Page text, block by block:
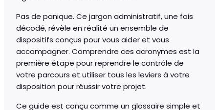
Pas de panique. Ce jargon administratif, une fois
décodé, révèle en réalité un ensemble de
dispositifs conçus pour vous aider et vous
accompagner. Comprendre ces acronymes est la
première étape pour reprendre le contrôle de
votre parcours et utiliser tous les leviers à votre
disposition pour réussir votre projet.
Ce guide est conçu comme un glossaire simple et